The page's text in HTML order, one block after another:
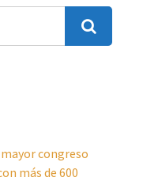
mayor congreso
más de 600